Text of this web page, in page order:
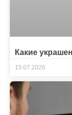
Какие
15.07.2026